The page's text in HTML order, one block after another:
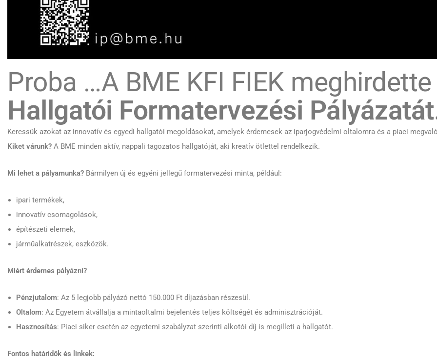
Proba …A BME KFI FIEK
Hallgatói Formatervezési
Keressük azokat az innovatív és egyedi hallgatói megoldásokat, amelyek érdemesek az iparjogvédelmi oltalomra és a piaci
Kiket várunk? A BME minden aktív, nappali tagozatos hallgatóját, aki kreatív ötlettel rendelkezik.
Mi lehet a pályamunka? Bármilyen új és egyéni jellegű formatervezési minta, például:
ipari termékek,
innovatív csomagolások,
építészeti elemek,
járműalkatrészek, eszközök.
Miért érdemes pályázni?
Pénzjutalom: Az 5 legjobb pályázó nettó 150.000 Ft díjazásban részesül.
Oltalom: Az Egyetem átvállalja a mintaoltalmi bejelentés teljes költségét és adminisztrációját.
Hasznosítás: Piaci siker esetén az egyetemi szabályzat szerinti alkotói díj is megilleti a hallgatót.
Fontos határidők és linkek: